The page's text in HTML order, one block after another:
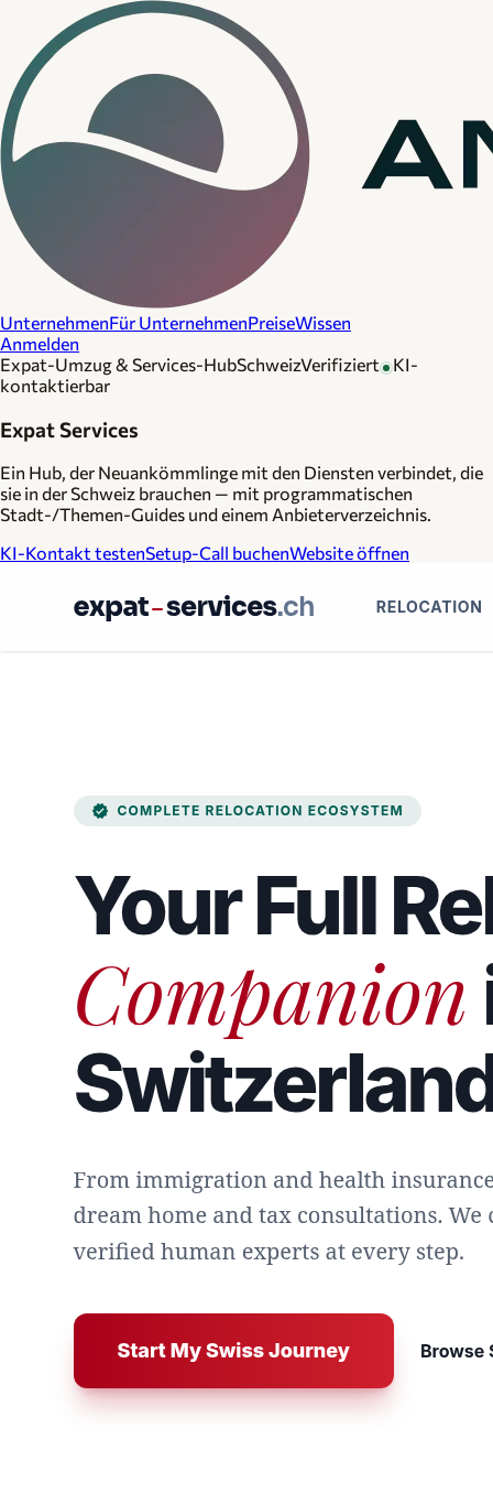
UnternehmenFür UnternehmenPreiseWissen
Anmelden
Expat-Umzug & Services-HubSchweizVerifiziert
KI-
kontaktierbar
Expat Services
Ein Hub, der Neuankömmlinge mit den Diensten verbindet, die
sie in der Schweiz brauchen — mit programmatischen
Stadt-/Themen-Guides und einem Anbieterverzeichnis.
KI-Kontakt testenSetup-Call buchenWebsite öffnen